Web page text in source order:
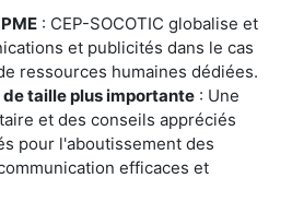
: CEP-SOCOTIC globalise et
et publicités dans le cas
ressources humaines dédiées.
taille plus importante : Une
et des conseils appréciés
pour l'aboutissement des
efficaces et